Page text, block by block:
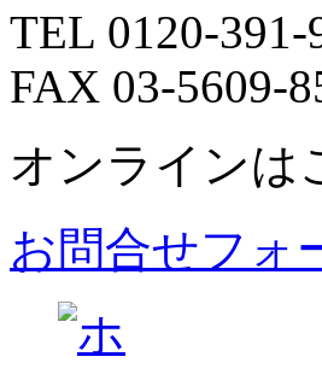
TEL 0120-391-
FAX 03-5609-
オンラインは
お問合せフォ